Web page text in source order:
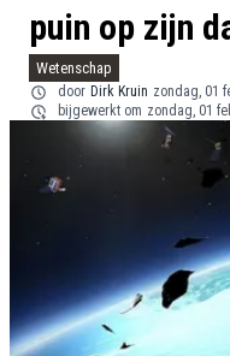
puin op zijn
Wetenschap
door Dirk Kruin zondag, 01
bijgewerkt om zondag, 01